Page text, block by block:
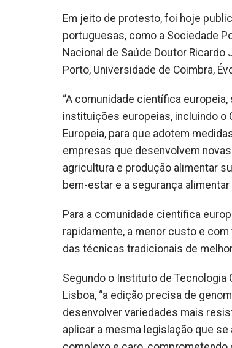
Em jeito de protesto, foi hoje
portuguesas, como a Sociedade
Nacional de Saúde Doutor
Porto, Universidade de Coimbra,
“A comunidade científica
instituições europeias, incluindo o
Europeia, para que adotem
empresas que desenvolvem
agricultura e produção alimentar
bem-estar e a segurança
Para a comunidade científica
rapidamente, a menor custo e
das técnicas tradicionais de
Segundo o Instituto de Tecnologia
Lisboa, “a edição precisa de
desenvolver variedades mais
aplicar a mesma legislação que